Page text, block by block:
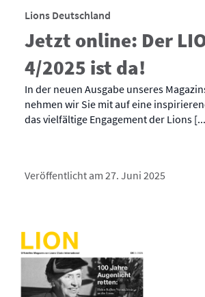
Lions Deutschland
Jetzt online: Der
4/2025 ist da!
In der neuen Ausgabe unseres
nehmen wir Sie mit auf eine
das vielfältige Engagement der Lions
Veröffentlicht am 27. Juni 2025